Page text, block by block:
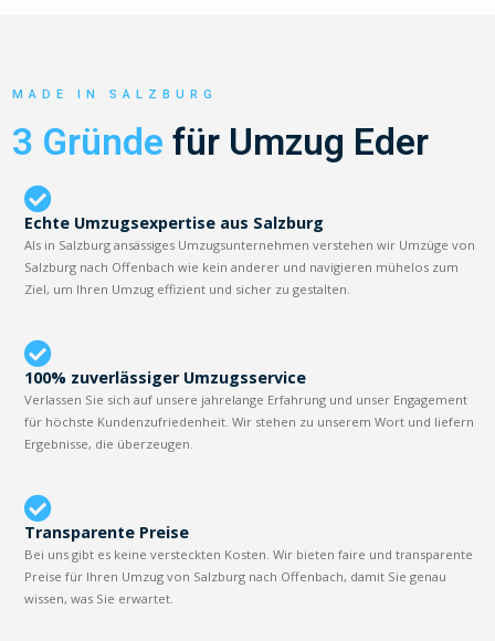
MADE IN SALZBURG
3 Gründe für Umzug Eder
Echte Umzugsexpertise aus Salzburg
Als in Salzburg ansässiges Umzugsunternehmen verstehen wir Umzüge von
Salzburg nach Offenbach wie kein anderer und navigieren mühelos zum
Ziel, um Ihren Umzug effizient und sicher zu gestalten.
100% zuverlässiger Umzugsservice
Verlassen Sie sich auf unsere jahrelange Erfahrung und unser Engagement
für höchste Kundenzufriedenheit. Wir stehen zu unserem Wort und liefern
Ergebnisse, die überzeugen.
Transparente Preise
Bei uns gibt es keine versteckten Kosten. Wir bieten faire und transparente
Preise für Ihren Umzug von Salzburg nach Offenbach, damit Sie genau
wissen, was Sie erwartet.